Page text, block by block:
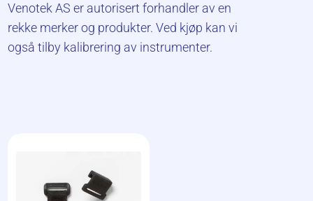
Venotek AS er autorisert forhandler av en
rekke merker og produkter. Ved kjøp kan vi
også tilby kalibrering av instrumenter.